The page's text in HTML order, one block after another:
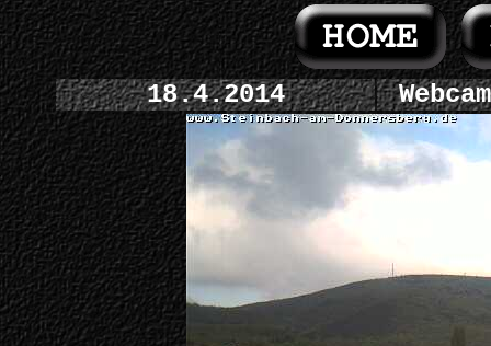
18.4.2014